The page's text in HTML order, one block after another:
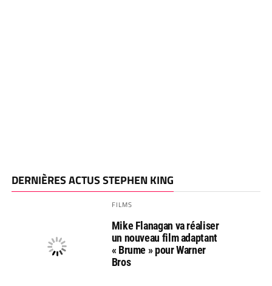
DERNIÈRES ACTUS STEPHEN KING
FILMS
Mike Flanagan va réaliser
un nouveau film adaptant
« Brume » pour Warner
Bros